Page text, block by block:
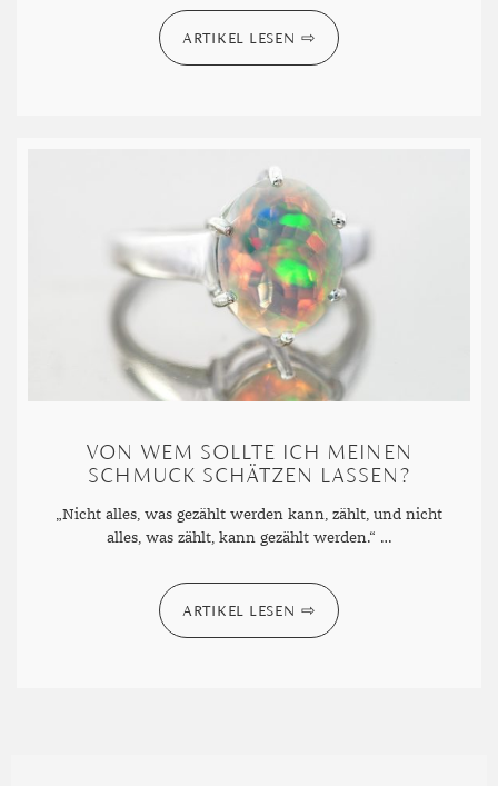
ARTIKEL LESEN
VON WEM SOLLTE ICH MEINEN
SCHMUCK SCHÄTZEN LASSEN?
„Nicht alles, was gezählt werden kann, zählt, und nicht
alles, was zählt, kann gezählt werden.“ …
ARTIKEL LESEN